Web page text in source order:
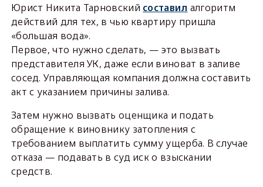
Юрист Никита Тарновский составил алгоритм
действий для тех, в чью квартиру пришла
«большая вода».
Первое, что нужно сделать, — это вызвать
представителя УК, даже если виноват в заливе
сосед. Управляющая компания должна составить
акт с указанием причины залива.
Затем нужно вызвать оценщика и подать
обращение к виновнику затопления с
требованием выплатить сумму ущерба. В случае
отказа — подавать в суд иск о взыскании
средств.